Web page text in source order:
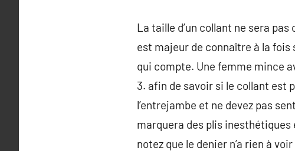
La taille d’un collant ne sera
est majeur de connaître à la
qui compte. Une femme mince
3. afin de savoir si le collant est
l’entrejambe et ne devez pas
marquera des plis inesthétiques
notez que le denier n’a rien à